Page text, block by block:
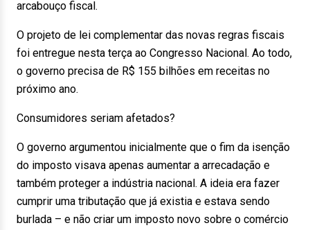
arcabouço fiscal.
O projeto de lei complementar das novas regras fiscais
foi entregue nesta terça ao Congresso Nacional. Ao todo,
o governo precisa de R$ 155 bilhões em receitas no
próximo ano.
Consumidores seriam afetados?
O governo argumentou inicialmente que o fim da isenção
do imposto visava apenas aumentar a arrecadação e
também proteger a indústria nacional. A ideia era fazer
cumprir uma tributação que já existia e estava sendo
burlada – e não criar um imposto novo sobre o comércio